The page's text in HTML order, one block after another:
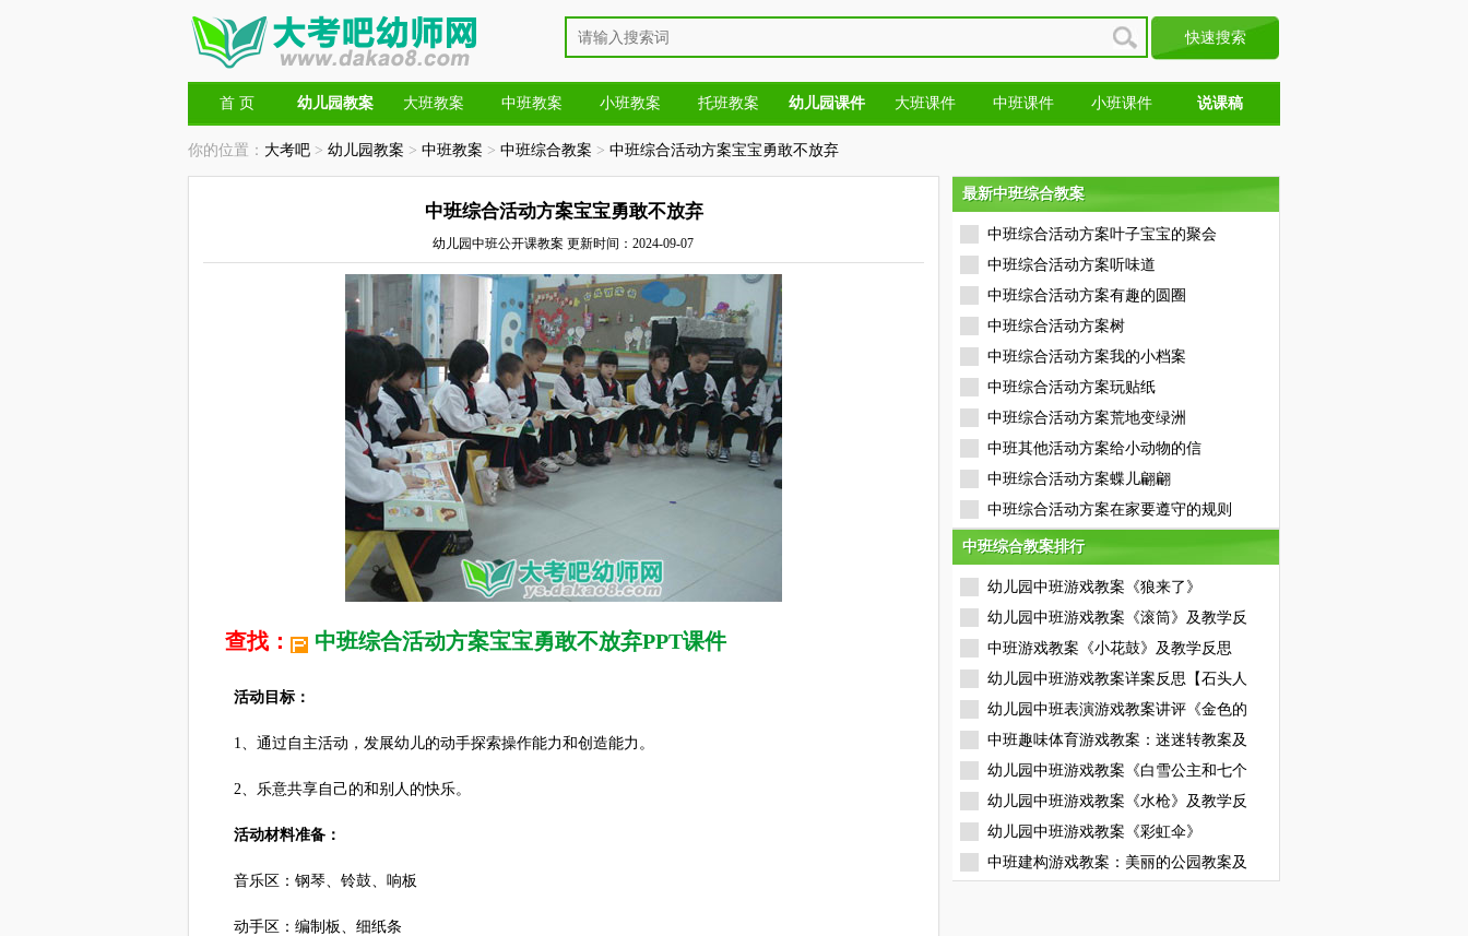
首 页 幼儿园教案 大班教案 中班教案 小班教案 托班教案 幼儿园课件 大班课件 中班课件 小班课件 说课稿
你的位置： 大考吧 > 幼儿园教案 > 中班教案 > 中班综合教案 > 中班综合活动方案宝宝勇敢不放弃
中班综合活动方案宝宝勇敢不放弃
幼儿园中班公开课教案 更新时间：2024-09-07
查找： 中班综合活动方案宝宝勇敢不放弃PPT课件
活动目标：
1、通过自主活动，发展幼儿的动手探索操作能力和创造能力。
2、乐意共享自己的和别人的快乐。
活动材料准备：
音乐区：钢琴、铃鼓、响板
动手区：编制板、细纸条
最新中班综合教案
最新中班综合教案
中班综合活动方案叶子宝宝的聚会
中班综合活动方案听味道
中班综合活动方案有趣的圆圈
中班综合活动方案树
中班综合活动方案我的小档案
中班综合活动方案玩贴纸
中班综合活动方案荒地变绿洲
中班其他活动方案给小动物的信
中班综合活动方案蝶儿翩翩
中班综合活动方案在家要遵守的规则
中班综合教案排行
中班综合教案排行
幼儿园中班游戏教案《狼来了》
幼儿园中班游戏教案《滚筒》及教学反
中班游戏教案《小花鼓》及教学反思
幼儿园中班游戏教案详案反思【石头人
幼儿园中班表演游戏教案讲评《金色的
中班趣味体育游戏教案：迷迷转教案及
幼儿园中班游戏教案《白雪公主和七个
幼儿园中班游戏教案《水枪》及教学反
幼儿园中班游戏教案《彩虹伞》
中班建构游戏教案：美丽的公园教案及